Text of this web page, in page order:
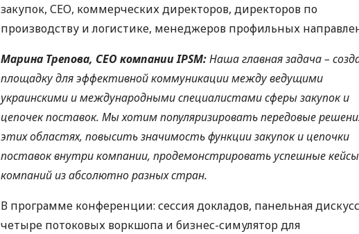
закупок, СЕО, коммерческих директоров, директоров по
производству и логистике, менеджеров профильных
Марина Трепова, CEOкомпанииIPSM:Наша главная задача –
площадку для эффективной коммуникации между ведущими
украинскими и международными специалистами сферы закупок и
цепочек поставок. Мы хотим популяризировать передовые
этих областях, повысить значимость функции закупок и цепочки
поставок внутри компании, продемонстрировать успешные кейсы
компаний из абсолютно разных стран.
В программе конференции: сессия докладов, панельная
четыре потоковых воркшопа и бизнес-симулятор для